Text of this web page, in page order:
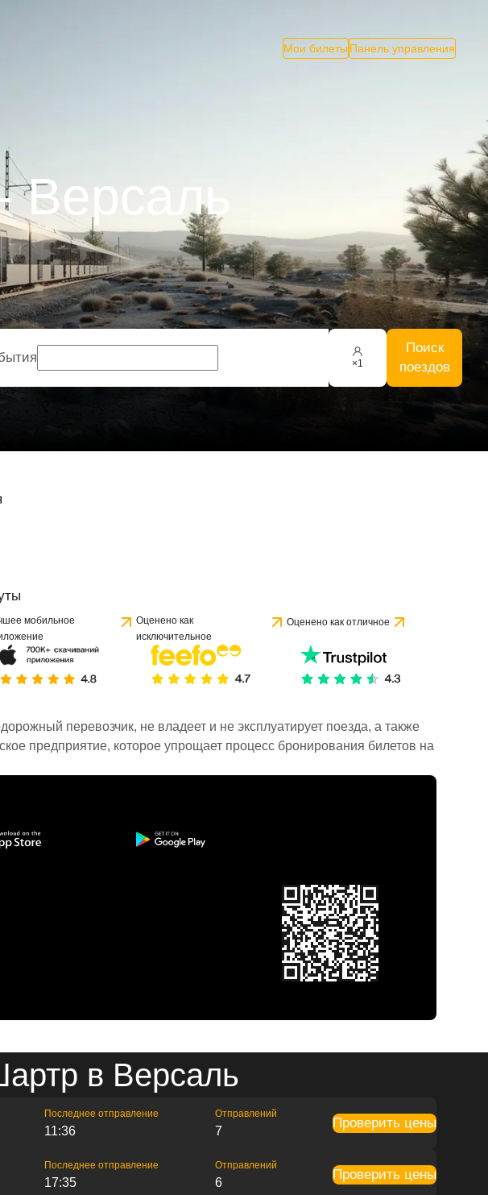
Мои билеты Панель управления
×1
Поиск
поездов
мобильное
Оценено как
исключительное
Оценено как отличное
перевозчик, не владеет и не эксплуатирует поезда, а также
предприятие, которое упрощает процесс бронирования билетов на
в Версаль
Последнее отправление
11:36
Отправлений
7
Проверить цены
Последнее отправление
17:35
Отправлений
6
Проверить цены
1 отзыва